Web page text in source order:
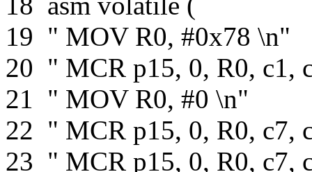
19 " MOV R0, #0x78 \n"
20 " MCR p15, 0, R0, c1,
21
" MOV R0, #0 \n"
22 " MCR p15, 0, R0, c7,
23 " MCR p15, 0, R0, c7,